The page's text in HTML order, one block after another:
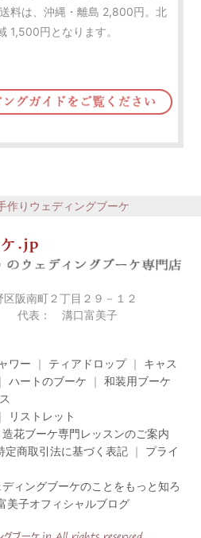
料は、沖縄・離島 2,800円。北
1,500円となります。
作りウェディングブーケ
阪南町２丁目２９－１２
代表： 溝口富美子
ワー ｜ ティアドロップ｜ キャス
ハートのブーケ ｜和装用ブーケ
リストレット
造花ブーケ専門レッスンのご案内
定商取引法に基づく表記 ｜ プライ
ディングブーケのことをもっと知ろ
子オフィシャルブログ